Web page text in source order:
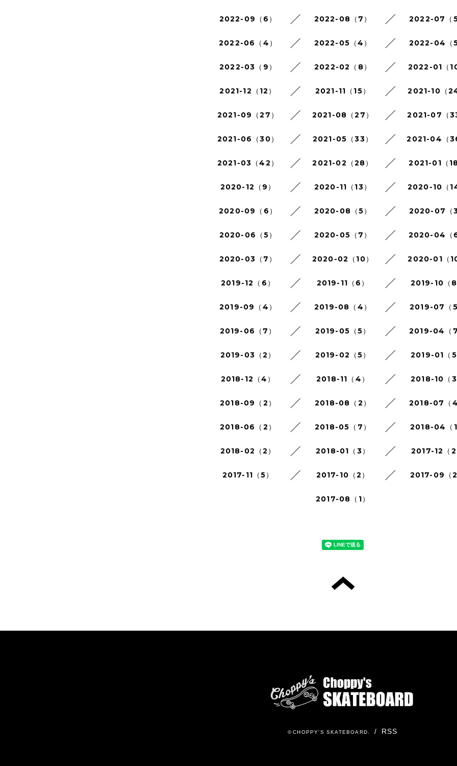
2022-09（6） 2022-08（7） 2022-07（5
2022-06（4） 2022-05（4） 2022-04（5
2022-03（9） 2022-02（8） 2022-01（10
2021-12（12） 2021-11（15） 2021-10（24
2021-09（27） 2021-08（27） 2021-07（33
2021-06（30） 2021-05（33） 2021-04（
2021-03（42） 2021-02（28） 2021-01（18
2020-12（9） 2020-11（13） 2020-10（14
2020-09（6） 2020-08（5） 2020-07（3
2020-06（5） 2020-05（7） 2020-04（6
2020-03（7） 2020-02（10） 2020-01（10
2019-12（6） 2019-11（6） 2019-10（8
2019-09（4） 2019-08（4） 2019-07（5
2019-06（7） 2019-05（5） 2019-04（7
2019-03（2） 2019-02（5） 2019-01（5
2018-12（4） 2018-11（4） 2018-10（3
2018-09（2） 2018-08（2） 2018-07（4
2018-06（2） 2018-05（7） 2018-04（1
2018-02（2） 2018-01（3） 2017-12（2
2017-11（5） 2017-10（2） 2017-09（2
2017-08（1）
©CHOPPY'S SKATEBOARD. / RSS